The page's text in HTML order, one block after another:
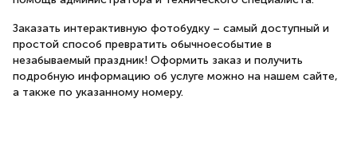
Заказать интерактивную фотобудку – самый доступный и
простой способ превратить обычноесобытие в
незабываемый праздник! Оформить заказ и получить
подробную информацию об услуге можно на нашем сайте,
а также по указанному номеру.